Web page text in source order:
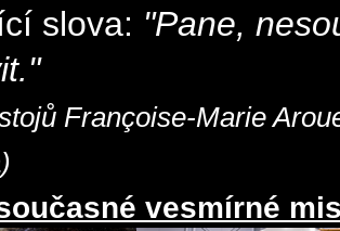
slova: "Pane,
Françoise-Marie
vesmírné